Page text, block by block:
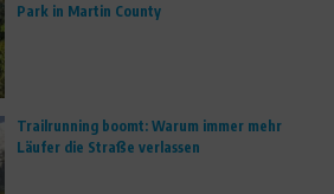
Park in Martin County
Trailrunning boomt: Warum immer mehr
Läufer die Straße verlassen